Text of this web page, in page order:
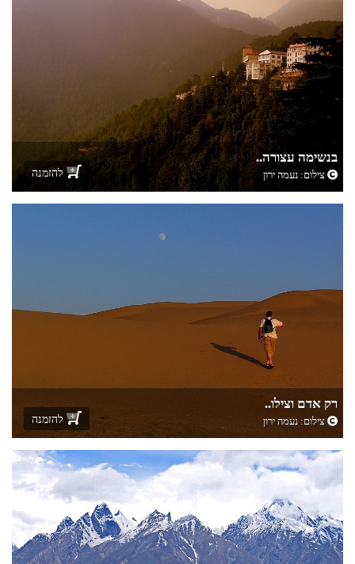
בנשימה עצורה..
צילום: נעמה ירון להזמנה
רק אדם וצילו..
צילום: נעמה ירון להזמנה